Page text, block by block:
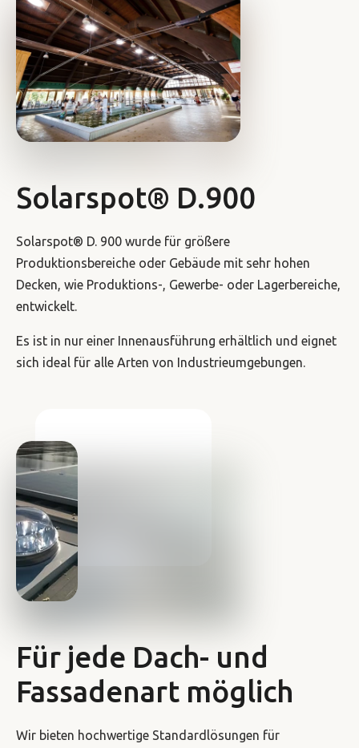
Solarspot® D.900
Solarspot® D. 900 wurde für größere
Produktionsbereiche oder Gebäude mit sehr hohen
Decken, wie Produktions-, Gewerbe- oder Lagerbereiche,
entwickelt.
Es ist in nur einer Innenausführung erhältlich und eignet
sich ideal für alle Arten von Industrieumgebungen.
Für jede Dach- und
Fassadenart möglich
Wir bieten hochwertige Standardlösungen für